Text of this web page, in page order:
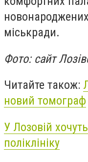
новонароджених
міськради.
Фото: сайт
Читайте також:
новий томограф
У Лозовій
поліклініку